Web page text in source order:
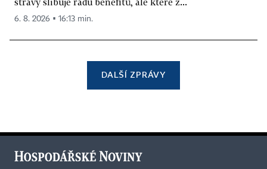
6. 8. 2026 ▪ 16:13 min.
DALŠÍ ZPRÁVY